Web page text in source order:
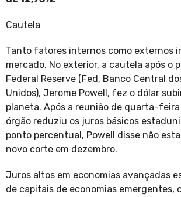
Cautela
Tanto fatores internos como externos
mercado. No exterior, a cautela após o
Federal Reserve (Fed, Banco Central
Unidos), Jerome Powell, fez o dólar
planeta. Após a reunião de quarta-
órgão reduziu os juros básicos
ponto percentual, Powell disse não
novo corte em dezembro.
Juros altos em economias avançadas
de capitais de economias emergentes,